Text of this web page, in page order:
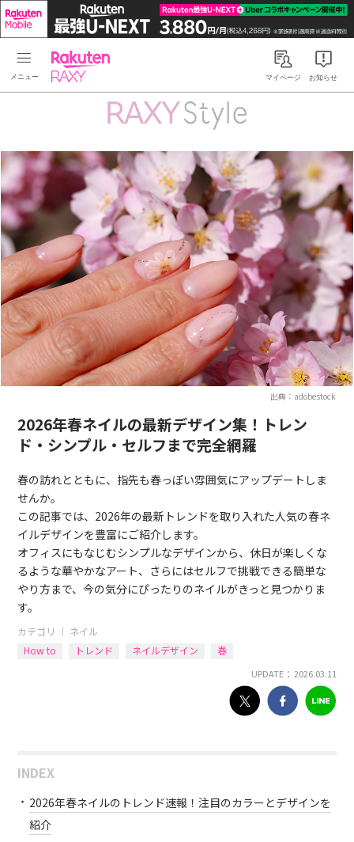
Rakuten RAXYマイページ お知らせ
出典：adobestock
2026年春ネイルの最新デザイン集！トレン
ド・シンプル・セルフまで完全網羅
春の訪れとともに、指先も春っぽい雰囲気にアップデートしま
せんか。
この記事では、2026年の最新トレンドを取り入れた人気の春ネ
イルデザインを豊富にご紹介します。
オフィスにもなじむシンプルなデザインから、休日が楽しくな
るような華やかなアート、さらにはセルフで挑戦できる簡単な
やり方まで、今の気分にぴったりのネイルがきっと見つかりま
す。
カテゴリ ｜ ネイル
How to
トレンド ネイルデザイン 春
UPDATE： 2026.03.11
INDEX
2026年春ネイルのトレンド速報！注目のカラーとデザインを
紹介